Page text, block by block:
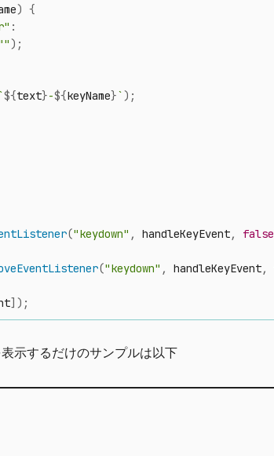
) {
:
) ;
`${text}-${keyName}`) ;
("keydown" , handleKeyEvent, false
("keydown" , handleKeyEvent,
] ) ;
示するだけのサンプルは以下